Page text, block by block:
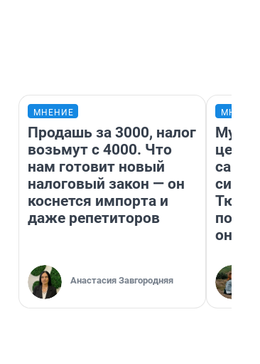
МНЕНИЕ
Продашь за 3000, налог
возьмут с 4000. Что
нам готовит новый
налоговый закон — он
коснется импорта и
даже репетиторов
Анастасия Завгородняя
они